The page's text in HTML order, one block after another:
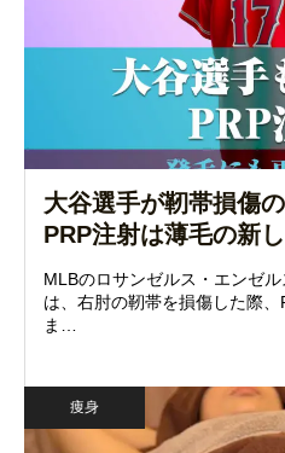
大谷選手が靭帯損傷
PRP注射は薄毛の新
MLBのロサンゼルス・エンゼ
は、右肘の靭帯を損傷した際
ま…
痩身